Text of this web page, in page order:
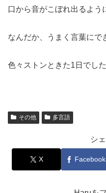
口から音がこぼれ出るよう
なんだか、うまく言葉にで
色々ストンときた1日でした
その他 多言語
シ
X Facebook